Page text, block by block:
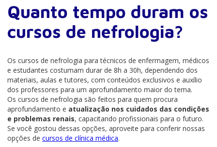
Quanto tempo duram os
cursos de nefrologia?
Os cursos de nefrologia para técnicos de enfermagem, médicos
e estudantes costumam durar de 8h a 30h, dependendo dos
materiais, aulas e tutores, com conteúdos exclusivos e auxílio
dos professores para um aprofundamento maior do tema.
Os cursos de nefrologia são feitos para quem procura
aprofundamento e atualização nos cuidados das condições
e problemas renais, capacitando profissionais para o futuro.
Se você gostou dessas opções, aproveite para conferir nossas
opções de cursos de clínica médica.